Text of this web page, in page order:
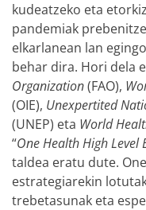
kudeatzeko eta
pandemiak
elkarlanean lan
behar dira. Hori dela
Organization(FAO),
(OIE), Unexpertited
(UNEP) eta World
“One Health High Level
taldea eratu dute.
estrategiarekin
trebetasunak eta